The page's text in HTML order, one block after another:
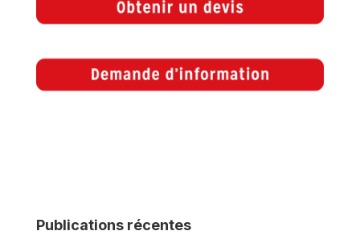
Publications récentes